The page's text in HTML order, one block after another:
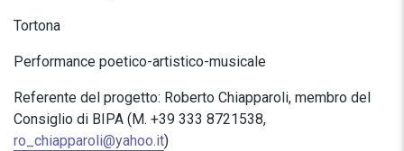
Tortona
Performance poetico-artistico-musicale
Referente del progetto: Roberto Chiapparoli, membro del
Consiglio di BIPA (M. +39 333 8721538,
ro_chiapparoli@yahoo.it)